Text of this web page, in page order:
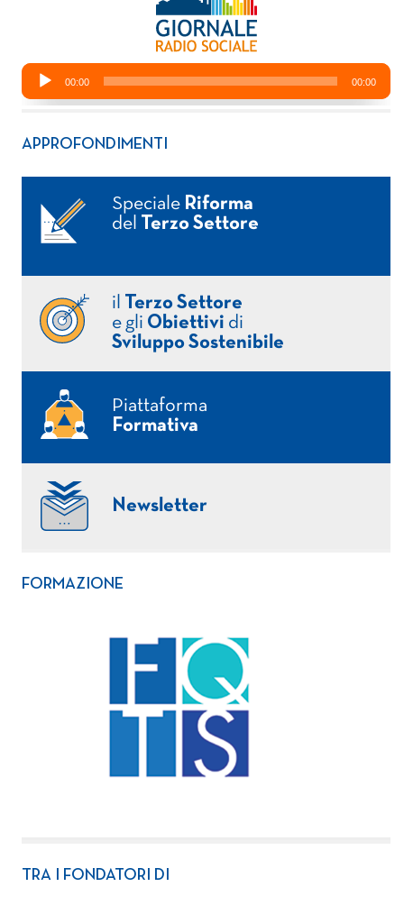
APPROFONDIMENTI
Speciale Riforma
del
Terzo Settore
il
Terzo Settore
e gli Obiettivi di
Sviluppo Sostenibile
Piattaforma
Formativa
Newsletter
FORMAZIONE
TRA I FONDATORI DI